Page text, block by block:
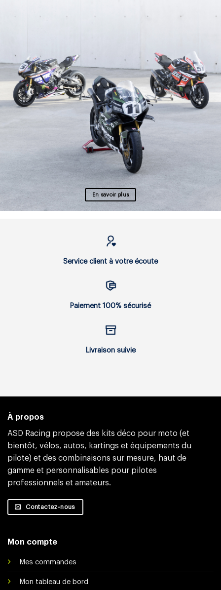
En savoir plus
Service client à votre écoute
Paiement 100% sécurisé
Livraison suivie
À propos
ASD Racing propose des kits déco pour moto (et
bientôt, vélos, autos, kartings et équipements du
pilote) et des combinaisons sur mesure, haut de
gamme et personnalisables pour pilotes
professionnels et amateurs.
Contactez-nous
Mon compte
Mes commandes
Mon tableau de bord